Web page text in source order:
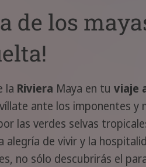
de los
la Riviera Maya en tu viaje
ante los imponentes y
las verdes selvas
de vivir y la
no sólo descubrirás el